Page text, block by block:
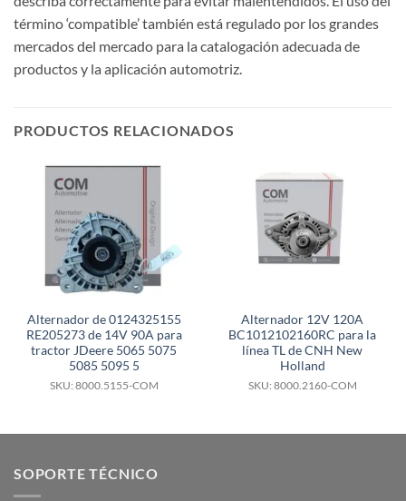
término ‘compatible’ también está regulado por los grandes
mercados del mercado para la catalogación adecuada de
productos y la aplicación automotriz.
PRODUCTOS RELACIONADOS
Alternador de 0124325155
RE205273 de 14V 90A para
tractor JDeere 5065 5075
5085 5095 5
SKU: 8000.5155-COM
Alternador 12V 120A
BC1012102160RC para la
línea TL de CNH New
Holland
SKU: 8000.2160-COM
SOPORTE TÉCNICO